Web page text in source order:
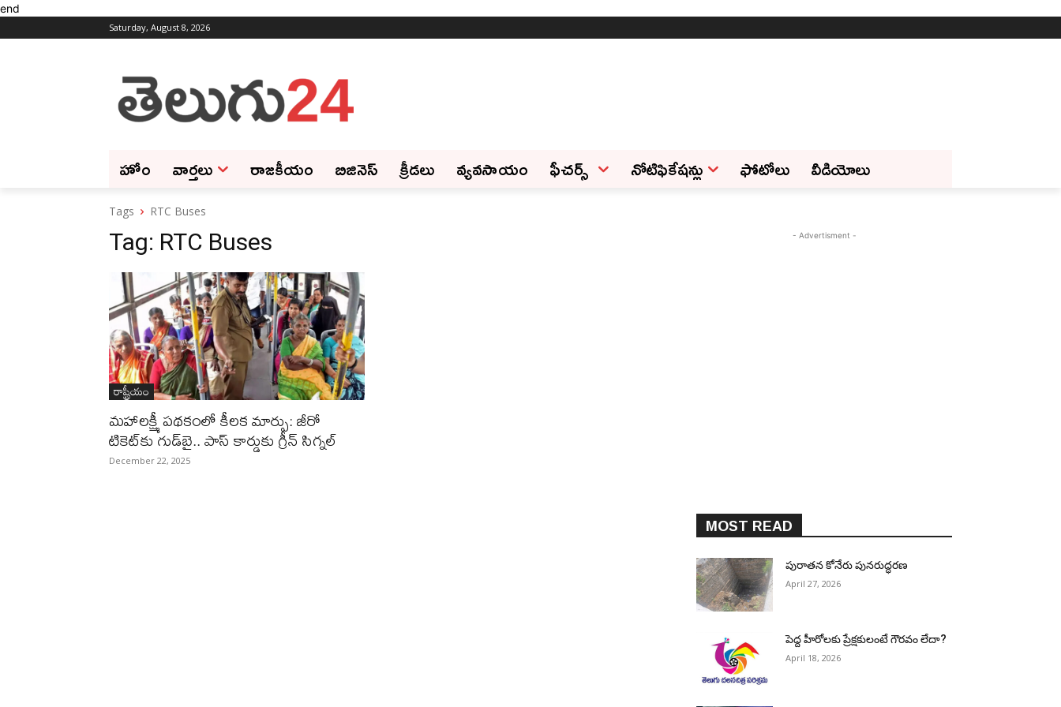
end
Saturday, August 8, 2026
హోం వార్తలు రాజకీయం బిజినెస్‌ క్రీడలు వ్యవసాయం ఫీచ‌ర్స్ ‌ నోటిఫికేషన్లు ఫోటోలు వీడియోలు
Tags RTC Buses
Tag: RTC Buses
రాష్ట్రీయం
మహాలక్ష్మీ పథకంలో కీలక మార్పు: జీరో
టికెట్‌కు గుడ్‌బై.. పాస్ కార్డుకు గ్రీన్ సిగ్నల్
December 22, 2025
- Advertisment -
MOST READ
పురాత‌న కోనేరు పున‌రుద్ధ‌ర‌ణ
April 27, 2026
పెద్ద హీరోల‌కు ప్రేక్ష‌కులంటే గౌర‌వం లేదా?
April 18, 2026